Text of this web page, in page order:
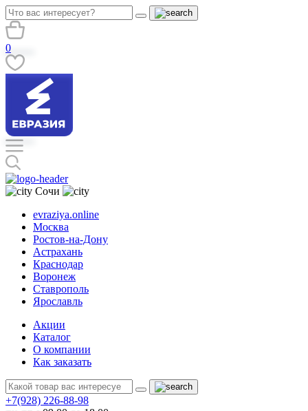
0
Сочи
evraziya.online
Москва
Ростов-на-Дону
Астрахань
Краснодар
Воронеж
Ставрополь
Ярославль
Акции
Каталог
О компании
Как заказать
+7(928) 226-88-98